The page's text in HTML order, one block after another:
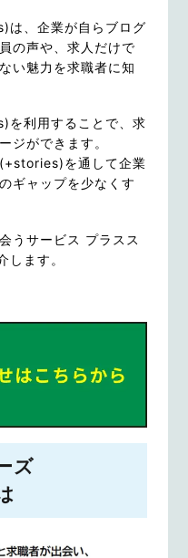
は、企業が自らブログ
の声や、求人だけで
い魅力を求職者に知
を利用することで、求
ジができます。
を通して企業
ギャップを少なくす
うサービス プラスス
します。
ズ